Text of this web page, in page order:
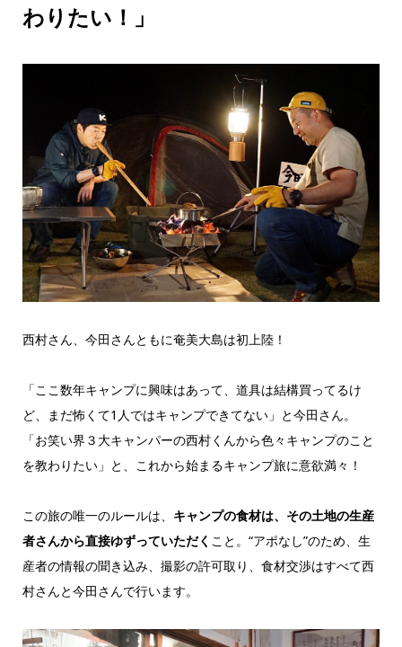
わりたい！」
西村さん、今田さんともに奄美大島は初上陸！
「ここ数年キャンプに興味はあって、道具は結構買ってるけ
ど、まだ怖くて1人ではキャンプできてない」と今田さん。
「お笑い界３大キャンパーの西村くんから色々キャンプのこと
を教わりたい」と、これから始まるキャンプ旅に意欲満々！
この旅の唯一のルールは、 キャンプの食材は、その土地の生産
者さんから直接ゆずっていただく こと。“アポなし”のため、生
産者の情報の聞き込み、撮影の許可取り、食材交渉はすべて西
村さんと今田さんで行います。